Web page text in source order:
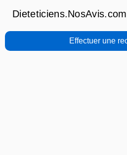
Dieteticiens.NosAvis.com
Effectuer une